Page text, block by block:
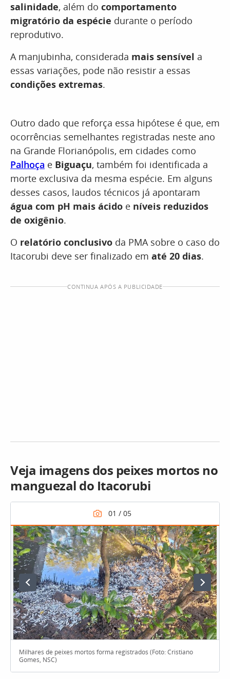
salinidade, além do comportamento
migratório da espécie durante o período
reprodutivo.
A manjubinha, considerada mais sensível a
essas variações, pode não resistir a essas
condições extremas.
Outro dado que reforça essa hipótese é que, em
ocorrências semelhantes registradas neste ano
na Grande Florianópolis, em cidades como
Palhoça e Biguaçu, também foi identificada a
morte exclusiva da mesma espécie. Em alguns
desses casos, laudos técnicos já apontaram
água com pH mais ácido e níveis reduzidos
de oxigênio.
O relatório conclusivo da PMA sobre o caso do
Itacorubi deve ser finalizado em até 20 dias.
CONTINUA APÓS A PUBLICIDADE
Veja imagens dos peixes mortos no
manguezal do Itacorubi
Milhares de peixes mortos forma registrados (Foto: Cristiano
Gomes, NSC)